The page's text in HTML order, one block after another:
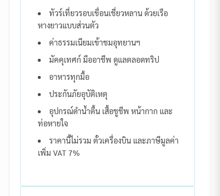
ทัวร์เที่ยวรอบเขื่อนเชี่ยวหลาน ด้วยเรือ
หางยาวแบบส่วนตัว
ค่าธรรมเนียมเข้าชมอุทยานฯ
มัคคุเทศก์ มืออาชีพ ดูแลตลอดทริป
อาหารทุกมื้อ
ประกันภัยอุบัติเหตุ
อุปกรณ์ดำน้ำตื้น เสื้อชูชีพ หน้ากาก และ
ท่อหายใจ
ราคานี้ไม่รวม ตั๋วเครื่องบิน และภาษีมูลค่า
เพิ่ม VAT 7%